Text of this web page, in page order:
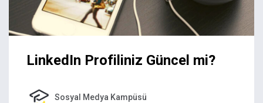
LinkedIn Profiliniz Güncel mi?
Sosyal Medya Kampüsü